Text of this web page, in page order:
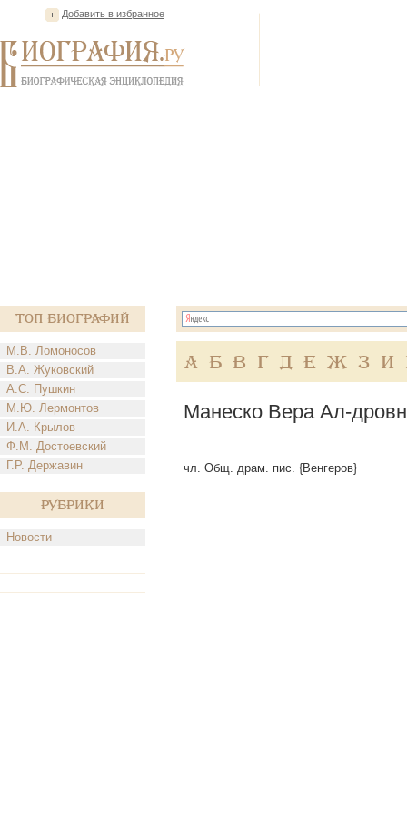
Добавить в избранное
Топ Биографий
М.В. Ломоносов
В.А. Жуковский
А.С. Пушкин
М.Ю. Лермонтов
И.А. Крылов
Ф.М. Достоевский
Г.Р. Державин
Рубрики
Новости
А Б В Г Д Е Ж З И
Манеско Вера Ал-
чл. Общ. драм. пис. {Венгеров}